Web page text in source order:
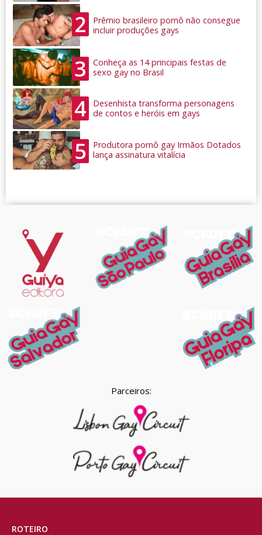
2
Prêmio brasileiro pornô não consegue
incluir produções gays
3
Conheça as 14 principais festas de
sexo gay no Brasil
4
Desenhista transforma personagens
de contos e heróis em gays
5
Produtora pornô gay Irmãos Dotados
lança assinatura vitalícia
Parceiros:
ROTEIRO